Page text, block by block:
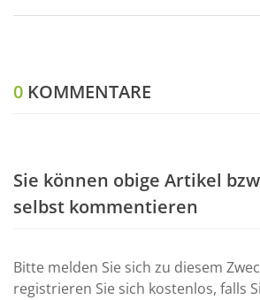
0 KOMMENTARE
Sie können obige Artikel
selbst kommentieren
Bitte melden Sie sich zu diesem
registrieren Sie sich kostenlos, falls